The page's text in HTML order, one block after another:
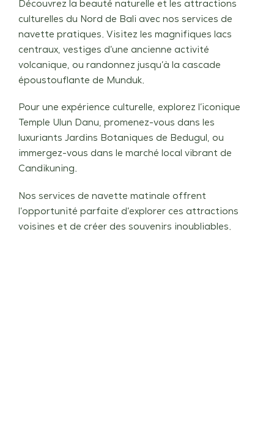
Découvrez la beauté naturelle et les attractions
culturelles du Nord de Bali avec nos services de
navette pratiques. Visitez les magnifiques lacs
centraux, vestiges d’une ancienne activité
volcanique, ou randonnez jusqu’à la cascade
époustouflante de Munduk.
Pour une expérience culturelle, explorez l’iconique
Temple Ulun Danu, promenez-vous dans les
luxuriants Jardins Botaniques de Bedugul, ou
immergez-vous dans le marché local vibrant de
Candikuning.
Nos services de navette matinale offrent
l’opportunité parfaite d’explorer ces attractions
voisines et de créer des souvenirs inoubliables.